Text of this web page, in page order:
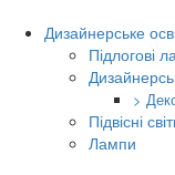
Дизайнерське
Підлогові
>
Підвісні
Лампи